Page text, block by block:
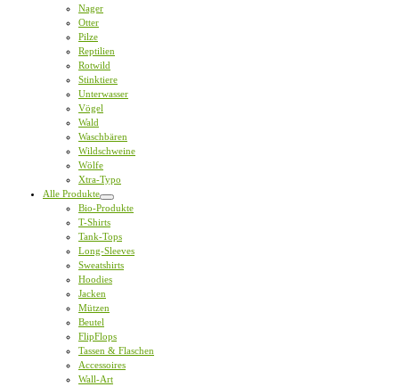
Nager
Otter
Pilze
Reptilien
Rotwild
Stinktiere
Unterwasser
Vögel
Wald
Waschbären
Wildschweine
Wölfe
Xtra-Typo
Alle Produkte
Bio-Produkte
T-Shirts
Tank-Tops
Long-Sleeves
Sweatshirts
Hoodies
Jacken
Mützen
Beutel
FlipFlops
Tassen & Flaschen
Accessoires
Wall-Art